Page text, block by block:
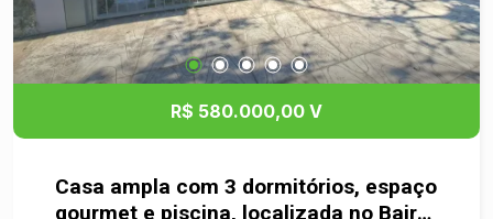
R$ 580.000,00 V
Casa ampla com 3 dormitórios, espaço
gourmet e piscina, localizada no Bairro